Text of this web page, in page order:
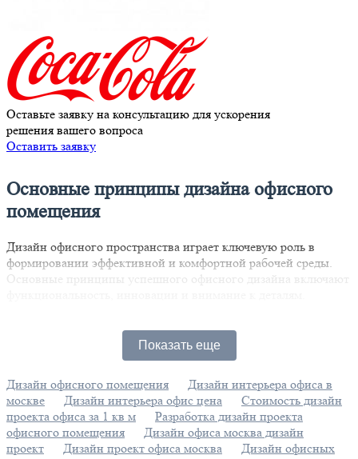
Оставьте заявку на консультацию для ускорения
решения вашего вопроса
Оставить заявку
Основные принципы дизайна офисного
помещения
Дизайн офисного пространства играет ключевую роль в
формировании эффективной и комфортной рабочей среды.
Основные принципы успешного офисного дизайна включают
рабочее пространство. Офис должен быть организован так,
чтобы облегчать выполнение задач и обеспечивать комфорт
уникальную роль: от мест для совместной работы до
уединенных уголков для концентрации.
Освещение существенно влияет на атмосферу офиса.
Правильное распределение света не только повышает
Показать еще
Дизайн офисного помещения
Дизайн интерьера офиса в
москве
Дизайн интерьера офис цена
Стоимость дизайн
проекта офиса за 1 кв м
Разработка дизайн проекта
офисного помещения
Дизайн офиса москва дизайн
проект
Дизайн проект офиса москва
Дизайн офисных